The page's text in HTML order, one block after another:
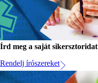
Írd meg a saját sikersztoridat
Rendelj írószereket